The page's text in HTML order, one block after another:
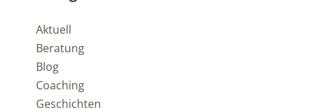
Aktuell
Beratung
Blog
Coaching
Geschichten